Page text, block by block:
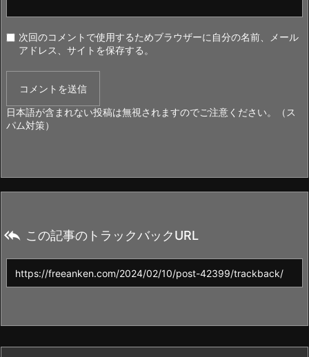
次回のコメントで使用するためブラウザーに自分の名前、メール
アドレス、サイトを保存する。
日本語が含まれない投稿は無視されますのでご注意ください。（ス
パム対策）
 この記事のトラックバックURL